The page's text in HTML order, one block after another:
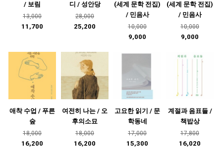
/ 보림
13,000
11,700
디 / 성안당
28,000
25,200
(세계 문학 전집)
/ 민음사
10,000
9,000
(세계 문학 전집)
/ 민음사
10,000
9,000
애착 수업 / 푸른
숲
18,000
16,200
여전히 나는 / 오
후의소묘
18,000
16,200
고요한 읽기 / 문
학동네
17,000
15,300
계절과 음표들 /
책밥상
17,800
16,020